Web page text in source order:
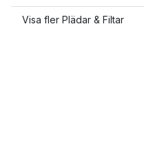
Visa fler Plädar & Filtar